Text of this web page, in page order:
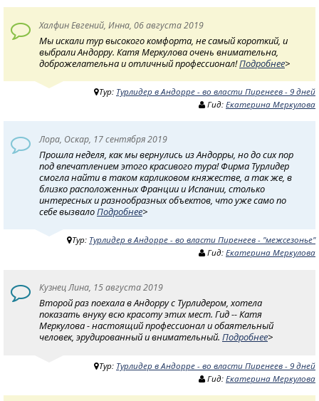
Халфин Евгений, Инна, 06 августа 2019
Мы искали тур высокого комфорта, не самый короткий, и
выбрали Андорру. Катя Меркулова очень внимательна,
доброжелательна и отличный профессионал!Подробнее>
Тур: Турлидер в Андорре - во власти Пиренеев - 9 дней
Гид: Екатерина Меркулова
Лора, Оскар, 17 сентября 2019
Прошла неделя, как мы вернулись из Андорры, но до сих пор
под впечатлением этого красивого тура! Фирма Турлидер
смогла найти в таком карликовом княжестве, а так же, в
близко расположенных Франции и Испании, столько
интересных и разнообразных объектов, что уже само по
себе вызвалоПодробнее>
Тур: Турлидер в Андорре - во власти Пиренеев - "межсезонье"
Гид: Екатерина Меркулова
Кузнец Лина, 15 августа 2019
Второй раз поехала в Андорру с Турлидером, хотела
показать внуку всю красоту этих мест. Гид -- Катя
Меркулова - настоящий профессионал и обаятельный
человек, эрудированный и внимательный. Подробнее>
Тур: Турлидер в Андорре - во власти Пиренеев - 9 дней
Гид: Екатерина Меркулова